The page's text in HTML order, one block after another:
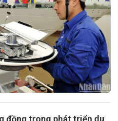
đồng trong phát triển du